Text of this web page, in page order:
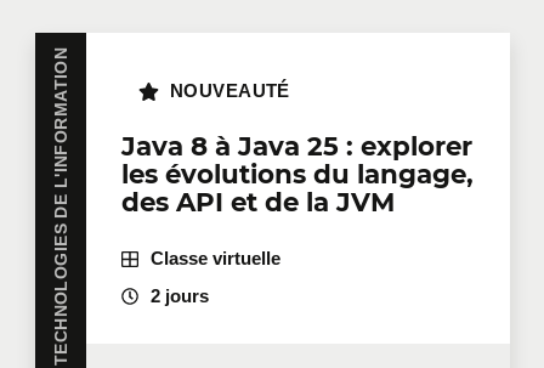
TECHNOLOGIES DE L'INFORMATION
Java 8 à Java 25 : explorer
les évolutions du langage,
des API et de la JVM
NOUVEAUTÉ
Classe virtuelle
2 jours